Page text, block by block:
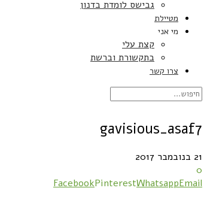
גבישס לומדת בדנון
מטיילת
מי אני
קצת עלי
בתקשורת וברשת
צרו קשר
gavisious_asaf7
21 בנובמבר 2017
0
FacebookPinterestWhatsappEmail